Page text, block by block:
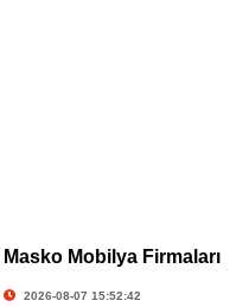
Masko Mobilya Firmaları
2026-08-07 15:52:42